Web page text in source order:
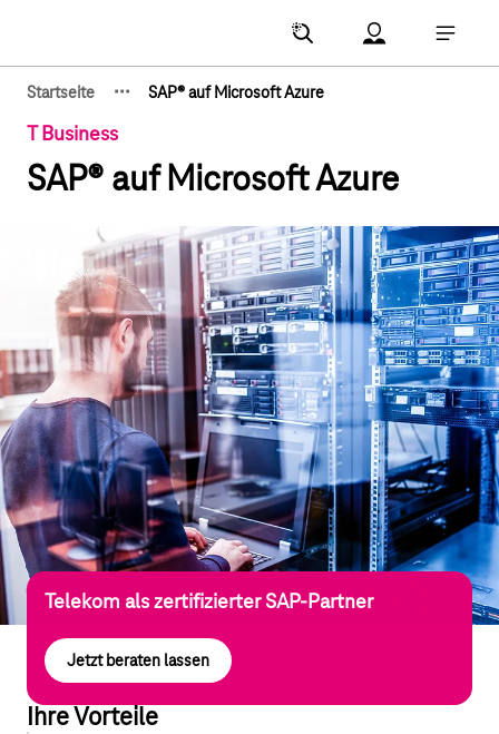
Account Menu
Startseite ··· SAP® auf Microsoft Azure
T Business
SAP® auf Microsoft Azure
Telekom als zertifizierter SAP-Partner
Jetzt beraten lassen
Ihre Vorteile